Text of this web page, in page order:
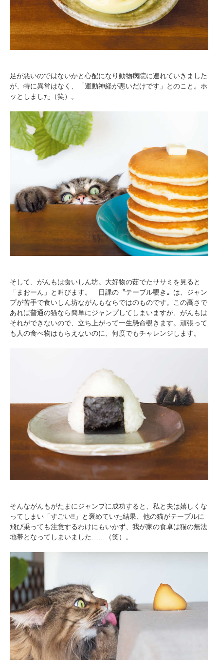
足が悪いのではないかと心配になり動物病院に連れていきました
が、特に異常はなく、「運動神経が悪いだけです」とのこと。ホ
ッとしました（笑）。
そして、がんもは食いしん坊。大好物の茹でたササミを見ると
「まおーん」と叫びます。 日課の〝テーブル覗き〟は、ジャン
プが苦手で食いしん坊ながんもならではのものです。この高さで
あれば普通の猫なら簡単にジャンプしてしまいますが、がんもは
それができないので、立ち上がって一生懸命覗きます。頑張って
も人の食べ物はもらえないのに、何度でもチャレンジします。
そんながんもがたまにジャンプに成功すると、私と夫は嬉しくな
ってしまい「すごい!!」と褒めていた結果、他の猫がテーブルに
飛び乗っても注意するわけにもいかず、我が家の食卓は猫の無法
地帯となってしまいました……（笑）。
閉じる
pecodogs
pecocats
ねこ部をフォロー
アプリをダウンロードする